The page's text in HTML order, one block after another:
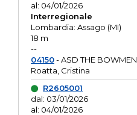
al: 04/01/2026
Interregionale
Lombardia: Assago (MI)
18 m
--
04150- ASD THE BOWMEN
Roatta, Cristina
R2605001
dal: 03/01/2026
al: 04/01/2026